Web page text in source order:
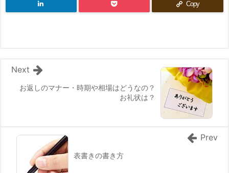
Copy
お返しのマナー・時期や相場はどうなの？
お礼状は？
Next
表書きの書き方
Prev